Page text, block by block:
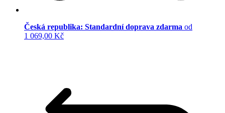
Česká republika: Standardní doprava zdarma od
1 069,00 Kč